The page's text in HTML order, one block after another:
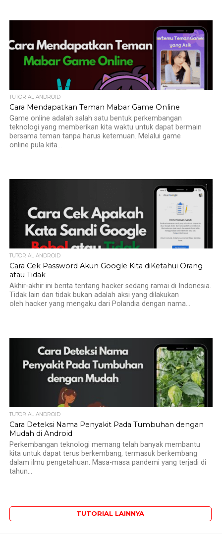
TUTORIAL ANDROID
Cara Mendapatkan Teman Mabar Game Online
Game online adalah salah satu bentuk perkembangan
teknologi yang memberikan kita waktu untuk dapat bermain
bersama teman tanpa harus ketemuan. Melalui game
online pula kita...
1
TUTORIAL ANDROID
Cara Cek Password Akun Google Kita diKetahui Orang
atau Tidak
Akhir-akhir ini berita tentang hacker sedang ramai di Indonesia.
Tidak lain dan tidak bukan adalah aksi yang dilakukan
oleh hacker yang mengaku dari Polandia dengan nama...
TUTORIAL ANDROID
Cara Deteksi Nama Penyakit Pada Tumbuhan dengan
Mudah di Android
Perkembangan teknologi memang telah banyak membantu
kita untuk dapat terus berkembang, termasuk berkembang
dalam ilmu pengetahuan. Masa-masa pandemi yang terjadi di
tahun...
TUTORIAL LAINNYA